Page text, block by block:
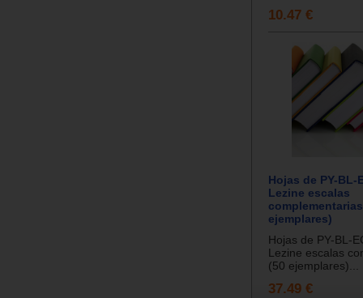
10.47 €
Hojas de PY-BL-
Lezine escalas
ejemplares)
Hojas de PY-BL-
Lezine escalas
(50 ejemplares)...
37.49 €